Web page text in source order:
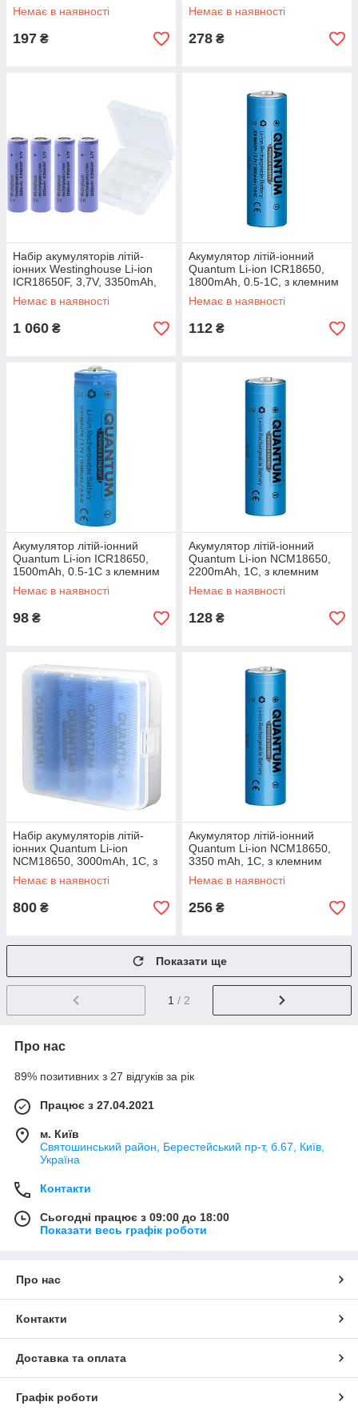
виступом, 1шт/уп
Немає в наявності
197 ₴
1шт/уп
Немає в наявності
278 ₴
Набір акумуляторів літій-
іонних Westinghouse Li-ion
ICR18650F, 3,7V, 3350mAh,
1шт, 4шт+бокс
Немає в наявності
1 060 ₴
Акумулятор літій-іонний
Quantum Li-ion ICR18650,
1800mAh, 0.5-1С, з клемним
виступом, 1шт/уп
Немає в наявності
112 ₴
Акумулятор літій-іонний
Quantum Li-ion ICR18650,
1500mAh, 0.5-1С з клемним
виступом, 1шт/уп
Немає в наявності
98 ₴
Акумулятор літій-іонний
Quantum Li-ion NCM18650,
2200mAh, 1С, з клемним
виступом, 1шт/уп
Немає в наявності
128 ₴
Набір акумуляторів літій-
іонних Quantum Li-ion
NCM18650, 3000mAh, 1С, з
клемним виступом, 4шт/уп
plastic case
Немає в наявності
800 ₴
Акумулятор літій-іонний
Quantum Li-ion NCM18650,
3350 mAh, 1С, з клемним
виступом, 1шт/уп
Немає в наявності
256 ₴
Показати ще
1 / 2
Про нас
89% позитивних з 27 відгуків за рік
Працює з 27.04.2021
м. Київ
Святошинський район, Берестейський пр-т, б.67, Київ,
Україна
Контакти
Сьогодні працює з 09:00 до 18:00
Показати весь графік роботи
Про нас
Контакти
Доставка та оплата
Графік роботи